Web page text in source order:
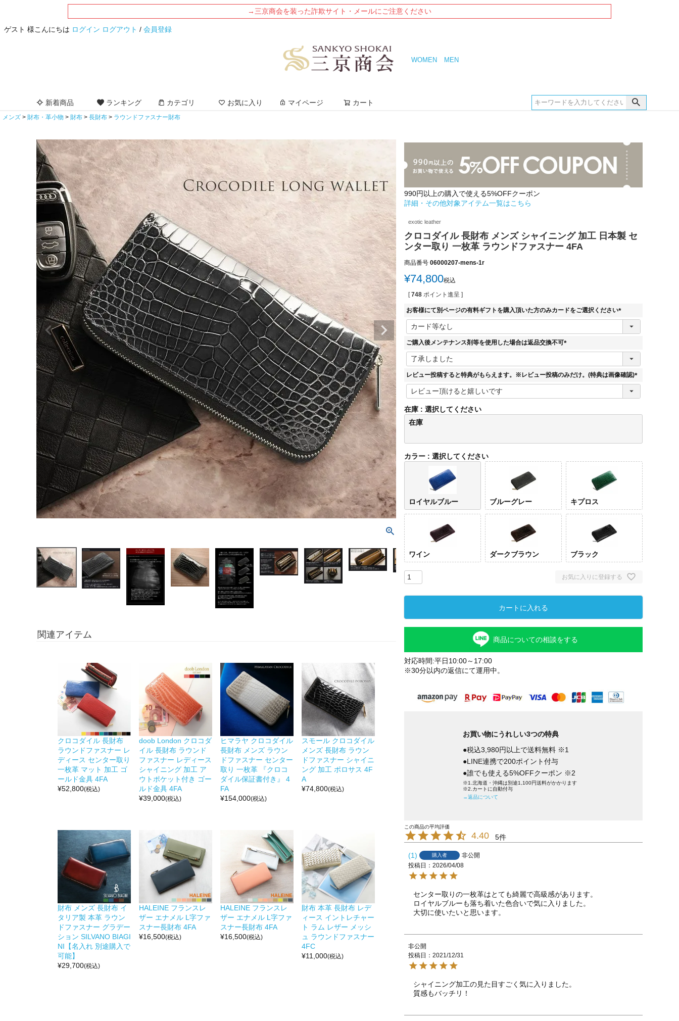
→三京商会を装った詐欺サイト・メールにご注意ください
ゲスト 様こんにちは ログイン ログアウト / 会員登録
WOMEN MEN
新着商品 ランキング カテゴリ お気に入り マイページ カート
メンズ 財布・革小物 財布 長財布 ラウンドファスナー財布
関連アイテム
クロコダイル 長財布
ラウンドファスナー レ
ディース センター取り
一枚革 マット 加工 ゴ
ールド金具 4FA
¥52,800(税込)
doob London クロコダ
イル 長財布 ラウンド
ファスナー レディース
シャイニング 加工 ア
ウトポケット付き ゴー
ルド金具 4FA
¥39,000(税込)
ヒマラヤ クロコダイル
長財布 メンズ ラウン
ドファスナー センター
取り 一枚革 『クロコ
ダイル保証書付き』 4
FA
¥154,000(税込)
スモール クロコダイル
メンズ 長財布 ラウン
ドファスナー シャイニ
ング 加工 ポロサス 4F
A
¥74,800(税込)
財布 メンズ 長財布 イ
タリア製 本革 ラウン
ドファスナー グラデー
ション SILVANO BIAGI
NI【名入れ 別途購入で
可能】
¥29,700(税込)
HALEINE フランスレ
ザー エナメル L字ファ
スナー長財布 4FA
¥16,500(税込)
HALEINE フランスレ
ザー エナメル L字ファ
スナー長財布 4FA
¥16,500(税込)
財布 本革 長財布 レデ
ィース イントレチャー
ト ラム レザー メッシ
ュ ラウンドファスナー
4FC
¥11,000(税込)
990円以上の購入で使える5%OFFクーポン
詳細・その他対象アイテム一覧はこちら
exotic leather
クロコダイル 長財布 メンズ シャイニング 加工 日本製 セ
ンター取り 一枚革 ラウンドファスナー 4FA
商品番号 06000207-mens-1r
¥74,800税込
[ 748 ポイント進呈 ]
お客様にて別ページの有料ギフトを購入頂いた方のみカードをご選択ください
(
ご購入後メンテナンス剤等を使用した場合は返品交換不可
(
須
レビュー投稿すると特典がもらえます。※レビュー投稿のみだけ。(特典は画像確認)
(
)
在庫
選択してください
在庫
カラー 選択してください
ロイヤルブルー ブルーグレー キプロス
ワイン ダークブラウン ブラック
お気に入りに登録する
カートに入れる
商品についての相談をする
対応時間:平日10:00～17:00
※30分以内の返信にて運用中。
お買い物にうれしい3つの特典
●税込3,980円以上で送料無料 ※1
●LINE連携で200ポイント付与
●誰でも使える5%OFFクーポン ※2
※1.北海道・沖縄は別途1,100円送料がかかります
※2.カートに自動付与
→返品について
4.40 5
1 購入者
非公開
投稿日
2026/04/08
センター取りの一枚革はとても綺麗で高級感があります。
ロイヤルブルーも落ち着いた色合いで気に入りました。
大切に使いたいと思います。
非公開
投稿日
2021/12/31
シャイニング加工の見た目すごく気に入りました。
質感もバッチリ！